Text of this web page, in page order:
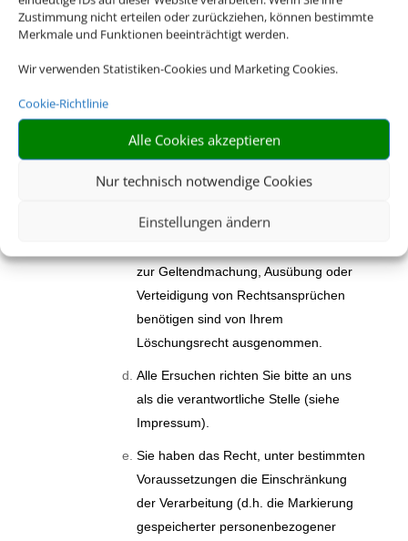
Zustimmung nicht erteilen oder zurückziehen, können bestimmte
Merkmale und Funktionen beeinträchtigt werden.
Wir verwenden Statistiken-Cookies und Marketing Cookies.
Cookie-Richtlinie
Alle Cookies akzeptieren
Nur technisch notwendige Cookies
Einstellungen ändern
unverzügliche Löschung der über Sie
gespeicherten personenbezogenen
unterliegen kann. Zum Beispiel müssen
bzw. dürfen wir keine Daten löschen,
Aufbewahrungsfristen noch weiter
zur Geltendmachung, Ausübung oder
Verteidigung von Rechtsansprüchen
benötigen sind von Ihrem
Löschungsrecht ausgenommen.
Alle Ersuchen richten Sie bitte an uns
als die verantwortliche Stelle (siehe
Impressum).
Sie haben das Recht, unter bestimmten
Voraussetzungen die Einschränkung
der Verarbeitung (d.h. die Markierung
gespeicherter personenbezogener